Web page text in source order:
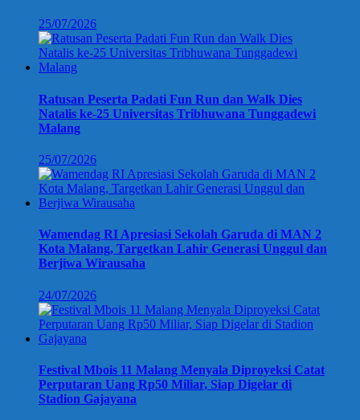
25/07/2026
Ratusan Peserta Padati Fun Run dan Walk Dies
Natalis ke-25 Universitas Tribhuwana Tunggadewi
Malang
25/07/2026
Wamendag RI Apresiasi Sekolah Garuda di MAN 2
Kota Malang, Targetkan Lahir Generasi Unggul dan
Berjiwa Wirausaha
24/07/2026
Festival Mbois 11 Malang Menyala Diproyeksi Catat
Perputaran Uang Rp50 Miliar, Siap Digelar di
Stadion Gajayana